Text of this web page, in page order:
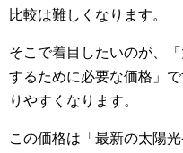
比較は難しくなります。
そこで着目したいのが、
するために必要な価格」
りやすくなります。
この価格は「最新の太陽